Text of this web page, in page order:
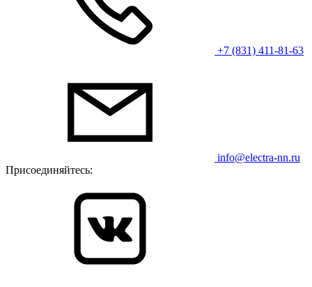
+7 (831) 411-81-63
info@electra-nn.ru
Присоединяйтесь: